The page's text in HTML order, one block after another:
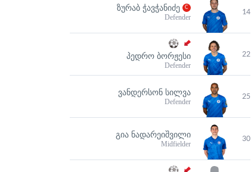
14
ᲖᲣᲠᲐᲑ ᲭᲐᲕᲭᲐᲜᲘᲫᲔ
Defender
22
ᲞᲔᲓᲠᲝ ᲑᲝᲠᲟᲔᲡᲘ
Defender
25
ᲕᲐᲜᲓᲔᲠᲡᲝᲜ ᲡᲘᲚᲕᲐ
Defender
30
ᲒᲘᲐ ᲜᲐᲓᲐᲠᲔᲘᲨᲕᲘᲚᲘ
Midfielder